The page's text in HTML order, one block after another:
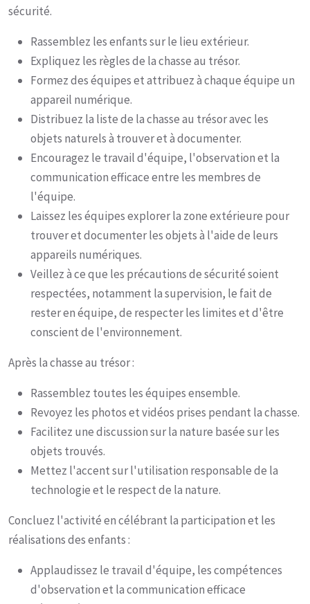
sécurité.
Rassemblez les enfants sur le lieu extérieur.
Expliquez les règles de la chasse au trésor.
Formez des équipes et attribuez à chaque équipe un
appareil numérique.
Distribuez la liste de la chasse au trésor avec les
objets naturels à trouver et à documenter.
Encouragez le travail d'équipe, l'observation et la
communication efficace entre les membres de
l'équipe.
Laissez les équipes explorer la zone extérieure pour
trouver et documenter les objets à l'aide de leurs
appareils numériques.
Veillez à ce que les précautions de sécurité soient
respectées, notamment la supervision, le fait de
rester en équipe, de respecter les limites et d'être
conscient de l'environnement.
Après la chasse au trésor :
Rassemblez toutes les équipes ensemble.
Revoyez les photos et vidéos prises pendant la chasse.
Facilitez une discussion sur la nature basée sur les
objets trouvés.
Mettez l'accent sur l'utilisation responsable de la
technologie et le respect de la nature.
Concluez l'activité en célébrant la participation et les
réalisations des enfants :
Applaudissez le travail d'équipe, les compétences
d'observation et la communication efficace